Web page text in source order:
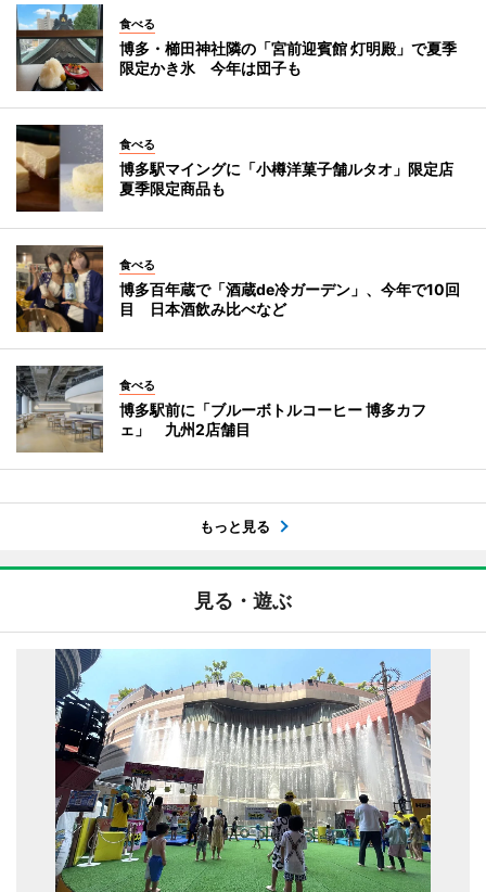
食べる
博多・櫛田神社隣の「宮前迎賓館 灯明殿」で夏季
限定かき氷 今年は団子も
食べる
博多駅マイングに「小樽洋菓子舗ルタオ」限定店
夏季限定商品も
食べる
博多百年蔵で「酒蔵de冷ガーデン」、今年で10回
目 日本酒飲み比べなど
食べる
博多駅前に「ブルーボトルコーヒー 博多カフ
ェ」 九州2店舗目
もっと見る
見る・遊ぶ